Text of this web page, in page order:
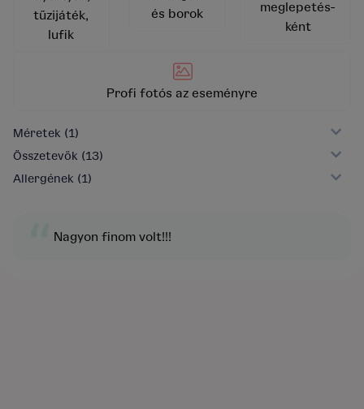
tűzijáték,
lufik
és borok
meglepetés-
ként
Profi fotós az eseményre
Méretek (1)
Összetevők (13)
Allergének (1)
Nagyon finom volt!!!